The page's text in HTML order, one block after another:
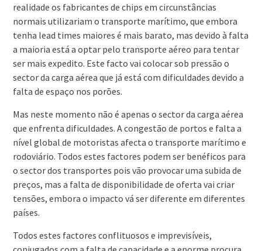
realidade os fabricantes de chips em circunstâncias
normais utilizariam o transporte marítimo, que embora
tenha lead times maiores é mais barato, mas devido à falta
a maioria está a optar pelo transporte aéreo para tentar
ser mais expedito. Este facto vai colocar sob pressão o
sector da carga aérea que já está com dificuldades devido a
falta de espaço nos porões.
Mas neste momento não é apenas o sector da carga aérea
que enfrenta dificuldades. A congestão de portos e falta a
nível global de motoristas afecta o transporte marítimo e
rodoviário. Todos estes factores podem ser benéficos para
o sector dos transportes pois vão provocar uma subida de
preços, mas a falta de disponibilidade de oferta vai criar
tensões, embora o impacto vá ser diferente em diferentes
países.
Todos estes factores conflituosos e imprevisíveis,